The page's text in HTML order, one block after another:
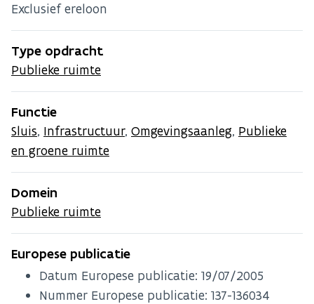
Exclusief ereloon
Type opdracht
Publieke ruimte
Functie
Sluis, Infrastructuur, Omgevingsaanleg, Publieke
en groene ruimte
Domein
Publieke ruimte
Europese publicatie
Datum Europese publicatie: 19/07/2005
Nummer Europese publicatie: 137-136034